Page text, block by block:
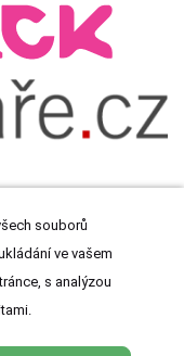
vyhrazena.
souborů
ve vašem
s analýzou